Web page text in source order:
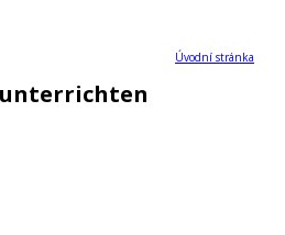
Úvodní stránka